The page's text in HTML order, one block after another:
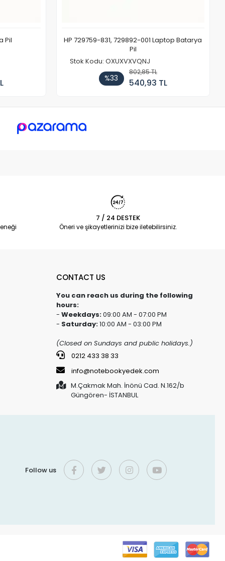
Pil
HP 729759-831, 729892-001 Laptop Batarya
Pil
Stok Kodu: OXUXVXVQNJ
%33
802,85 TL
540,93 TL
7 / 24 DESTEK
Öneri ve şikayetlerinizi bize iletebilirsiniz.
CONTACT US
You can reach us during the following
hours:
- Weekdays:09:00 AM - 07:00 PM
- Saturday:10:00 AM - 03:00 PM
(Closed on Sundays and public holidays.)
0212 433 38 33
info@notebookyedek.com
M.Çakmak Mah. İnönü Cad. N.162/b
Güngören- İSTANBUL
Follow us